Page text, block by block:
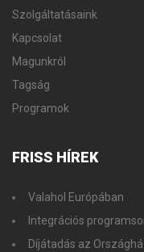
Szolgáltatásaink
Kapcsolat
Magunkról
Tagság
Programok
FRISS HÍREK
Valahol Európában
Integrációs
Díjátadás az